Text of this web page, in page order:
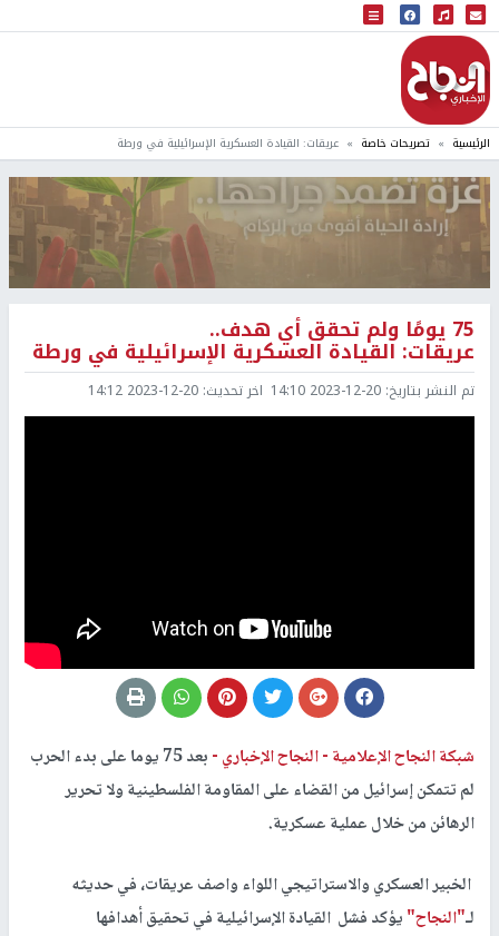
البث المباشر
إذاعة النجاح
الرئيسية تصريحات خاصة عريقات: القيادة العسكرية الإسرائيلية في ورطة
75 يومًا ولم تحقق أي هدف..
عريقات: القيادة العسكرية الإسرائيلية في ورطة
تم النشر بتاريخ: 2023-12-20 14:10 اخر تحديث: 2023-12-20 14:12
شبكة النجاح الإعلامية -النجاح الإخباري -
بعد 75 يوما على بدء الحرب
لم تتمكن إسرائيل من القضاء على المقاومة الفلسطينية ولا تحرير
الرهائن من خلال عملية عسكرية.
الخبير العسكري والاستراتيجي اللواء واصف عريقات، في حديثه
لـ"النجاح"يؤكد فشل القيادة الإسرائيلية في تحقيق أهدافها